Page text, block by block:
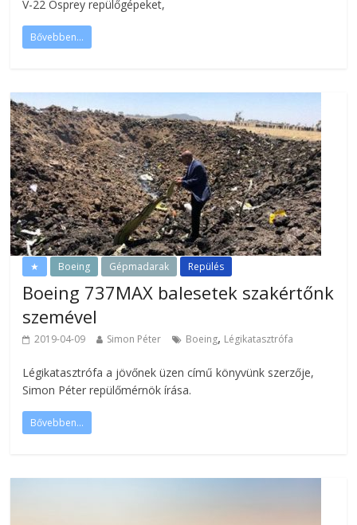
V-22 Osprey repülőgépeket,
Bővebben...
★ Boeing Gépmadarak Repülés
Boeing 737MAX balesetek szakértőnk
szemével
2019-04-09 Simon Péter Boeing, Légikatasztrófa
Légikatasztrófa a jövőnek üzen című könyvünk szerzője,
Simon Péter repülőmérnök írása.
Bővebben...